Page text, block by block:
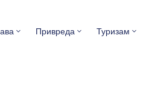
Привреда Туризам